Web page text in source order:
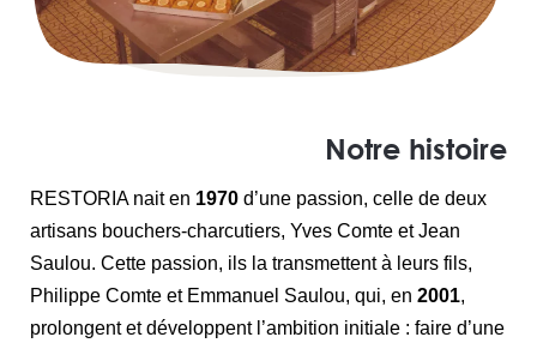
Notre histoire
RESTORIA nait en 1970 d’une passion, celle de deux
artisans bouchers-charcutiers, Yves Comte et Jean
Saulou. Cette passion, ils la transmettent à leurs fils,
Philippe Comte et Emmanuel Saulou, qui, en 2001,
prolongent et développent l’ambition initiale : faire d’une